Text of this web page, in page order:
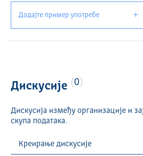
Додајте пример употребе
Дискусије 0
Дискусија између организације и
скупа података.